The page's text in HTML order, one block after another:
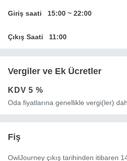
Giriş saati 15:00 ~ 22:00
Çıkış Saati 11:00
Vergiler ve Ek Ücretler
KDV5 %
Oda fiyatlarına genellikle vergi(ler)
Fiş
OwlJourney çıkış tarihinden itibaren